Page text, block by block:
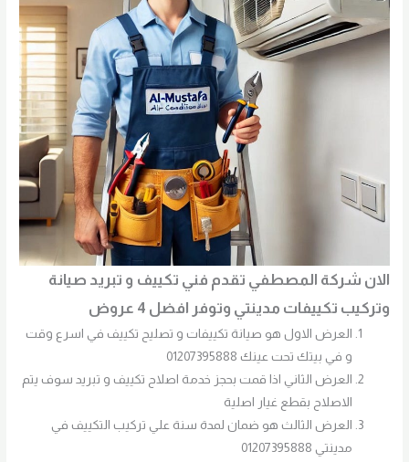
الان شركة المصطفي تقدم فني تكييف و تبريد صيانة
وتركيب تكييفات مدينتي وتوفر افضل 4 عروض
العرض الاول هو صيانة تكييفات و تصليح تكييف في اسرع وقت
و في بيتك تحت عينك 01207395888
العرض الثاني اذا قمت بحجز خدمة اصلاح تكييف و تبريد سوف يتم
الاصلاح بقطع غيار اصلية
العرض الثالث هو ضمان لمدة سنة علي تركيب التكييف في
مدينتي 01207395888